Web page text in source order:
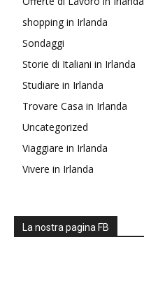
shopping in Irlanda
Sondaggi
Storie di Italiani in Irlanda
Studiare in Irlanda
Trovare Casa in Irlanda
Uncategorized
Viaggiare in Irlanda
Vivere in Irlanda
La nostra pagina FB